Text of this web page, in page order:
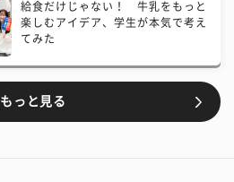
給食だけじゃない！ 牛乳をもっと
楽しむアイデア、学生が本気で考え
てみた
もっと見る